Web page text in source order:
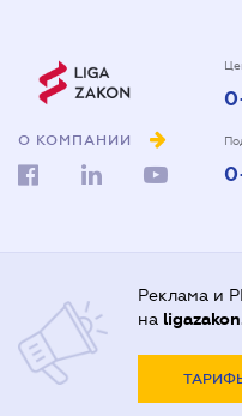
О КОМПАНИИ
Реклама и
на